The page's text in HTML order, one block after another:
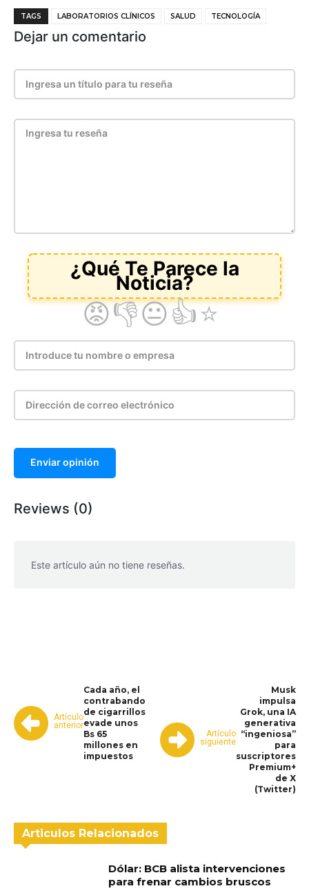
TAGS LABORATORIOS CLÍNICOS SALUD TECNOLOGÍA
Dejar un comentario
Enviar opinión
Reviews (0)
Este artículo aún no tiene reseñas.
Artículo
anterior
Cada año, el
contrabando
de cigarrillos
evade unos
Bs 65
millones en
impuestos
Artículo
siguiente
Musk
impulsa
Grok, una IA
generativa
“ingeniosa”
para
suscriptores
Premium+
de X
(Twitter)
Articulos Relacionados
Dólar: BCB alista intervenciones
para frenar cambios bruscos